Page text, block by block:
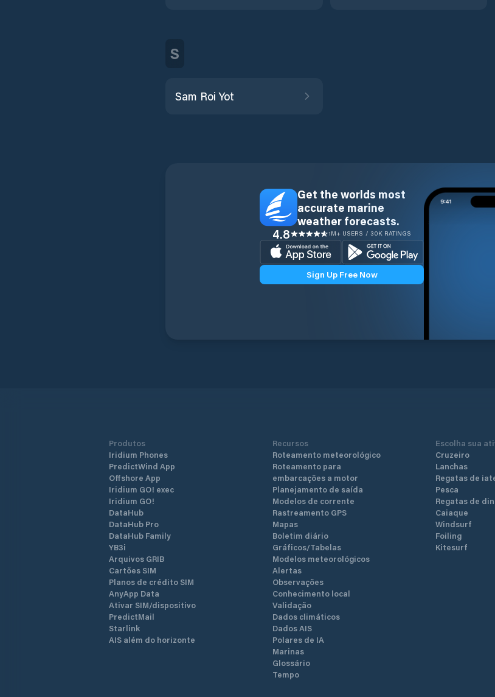
S
Sam Roi Yot
Get the worlds most
accurate marine
weather forecasts.
4.8 1M+ USERS / 30K RATINGS
Sign Up Free Now
Produtos
Iridium Phones
PredictWind App
Offshore App
Iridium GO! exec
Iridium GO!
DataHub
DataHub Pro
DataHub Family
YB3i
Arquivos GRIB
Cartões SIM
Planos de crédito SIM
AnyApp Data
Ativar SIM/dispositivo
PredictMail
Starlink
AIS além do horizonte
Recursos
Roteamento meteorológico
Roteamento para
embarcações a motor
Planejamento de saída
Modelos de corrente
Rastreamento GPS
Mapas
Boletim diário
Gráficos/Tabelas
Modelos meteorológicos
Alertas
Observações
Conhecimento local
Validação
Dados climáticos
Dados AIS
Polares de IA
Marinas
Glossário
Tempo
Escolha sua
Cruzeiro
Lanchas
Regatas de
Pesca
Regatas de
Caiaque
Windsurf
Foiling
Kitesurf